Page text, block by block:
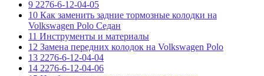
9 2276-6-12-04-05
10 Как заменить задние тормозные колодки на
Volkswagen Polo Седан
11 Инструменты и материалы
12 Замена передних колодок на Volkswagen Polo
13 2276-6-12-04-04
14 2276-6-12-04-06